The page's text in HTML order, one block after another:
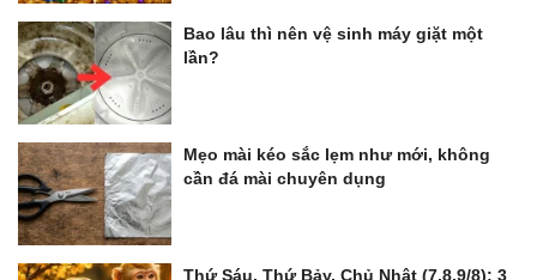
Bao lâu thì nên vệ sinh máy giặt một
lần?
Mẹo mài kéo sắc lẹm như mới, không
cần đá mài chuyên dụng
Thứ Sáu, Thứ Bảy, Chủ Nhật (7,8,9/8): 3